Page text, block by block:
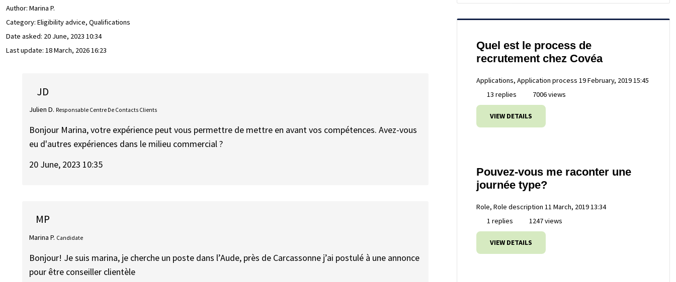
Author: Marina P.
Category: Eligibility advice, Qualifications
Date asked: 20 June, 2023 10:34
Last update: 18 March, 2026 16:23
JD
Julien D. Responsable Centre De Contacts Clients
Bonjour Marina, votre expérience peut vous permettre de mettre en avant vos compétences. Avez-vous
eu d'autres expériences dans le milieu commercial ?
20 June, 2023 10:35
MP
Marina P. Candidate
Bonjour! Je suis marina, je cherche un poste dans l’Aude, près de Carcassonne j’ai postulé à une annonce
pour être conseiller clientèle
Quel est le process de
recrutement chez Covéa
Applications, Application process 19 February, 2019 15:45
13 replies
7006 views
VIEW DETAILS
Pouvez-vous me raconter une
journée type?
Role, Role description 11 March, 2019 13:34
1 replies
1247 views
VIEW DETAILS